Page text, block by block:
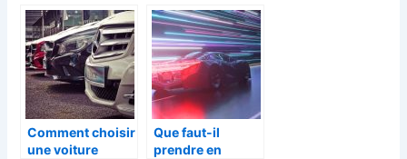
son entretien
assurance auto ?
Comment choisir
une voiture
Que faut-il
prendre en